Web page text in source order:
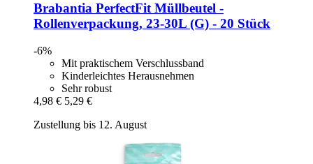
Brabantia PerfectFit Müllbeutel -​
Rollenverpackung, 23-​30L (G) -​ 20 Stück
-6%
Mit praktischem Verschlussband
Kinderleichtes Herausnehmen
Sehr robust
4,98 € 5,29 €
Zustellung bis 12. August